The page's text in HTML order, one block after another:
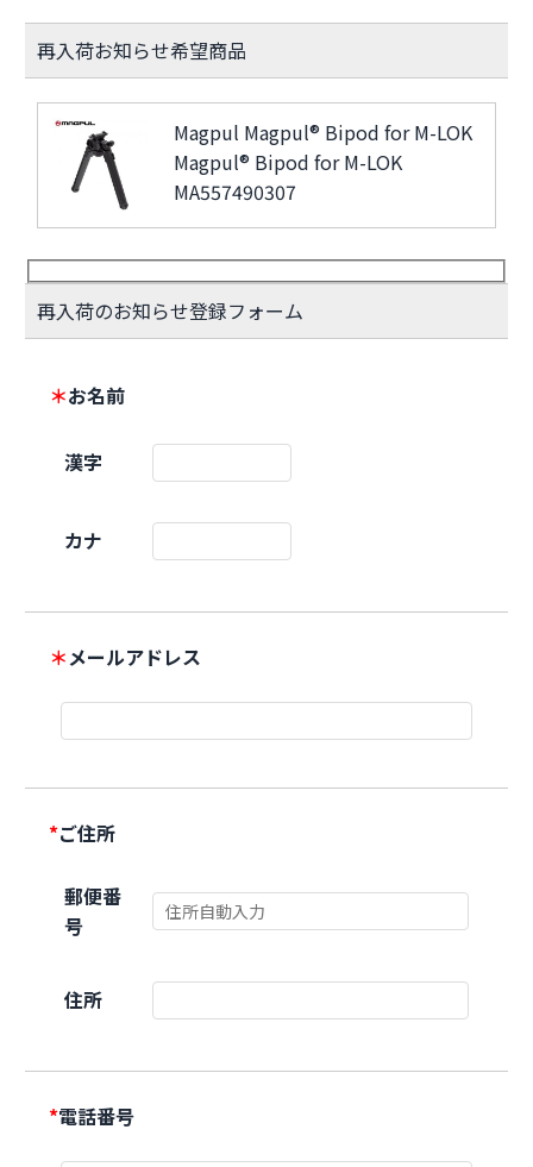
再入荷お知らせ希望商品
Magpul Magpul® Bipod for M-LOK
Magpul® Bipod for M-LOK
MA557490307
再入荷のお知らせ登録フォーム
＊お名前
漢字
カナ
＊メールアドレス
*ご住所
郵便番
号
住所
*電話番号